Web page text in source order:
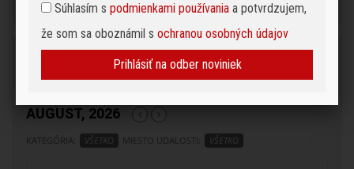
Podujatia
AUGUST, 2026
KATEGÓRIA: VŠETKO MIESTO UDALOSTI: VŠETKO
Súhlasím s podmienkami používania a potvrdzujem,
že som sa oboznámil s ochranou osobných údajov
Prihlásiť na odber noviniek